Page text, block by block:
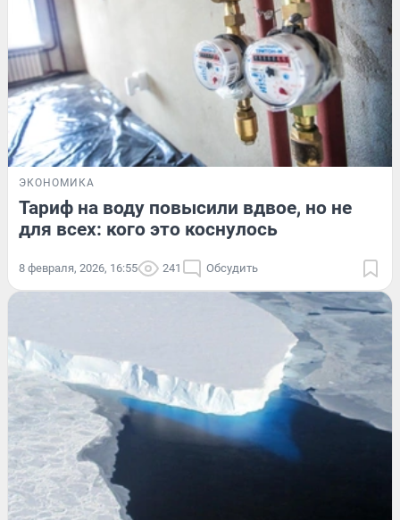
ЭКОНОМИКА
Тариф на воду повысили вдвое, но не
для всех: кого это коснулось
8 февраля, 2026, 16:55 241 Обсудить